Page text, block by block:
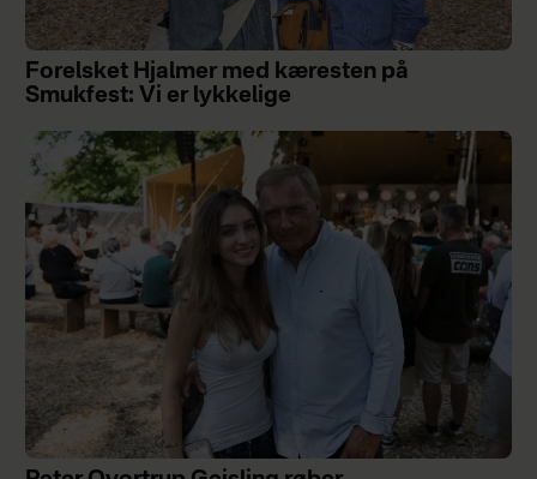
Forelsket Hjalmer med kæresten på
Smukfest: Vi er lykkelige